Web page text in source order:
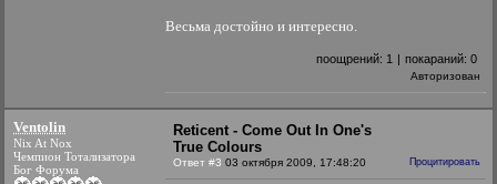
Весьма достойно и интересно.
поощрений: 1 | покараний: 0
Авторизован
Ventolin
Nix At Nox
Чемпион Тотализатора
Бог Форума
Reticent - Come Out In One's
True Colours
Ответ #3 03 октября 2009, 17:48:20 Процитировать